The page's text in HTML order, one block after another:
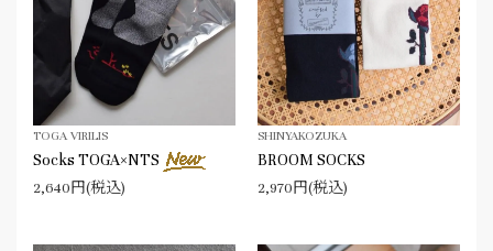
TOGA VIRILIS
Socks TOGA×NTS
2,640円(税込)
SHINYAKOZUKA
BROOM SOCKS
2,970円(税込)